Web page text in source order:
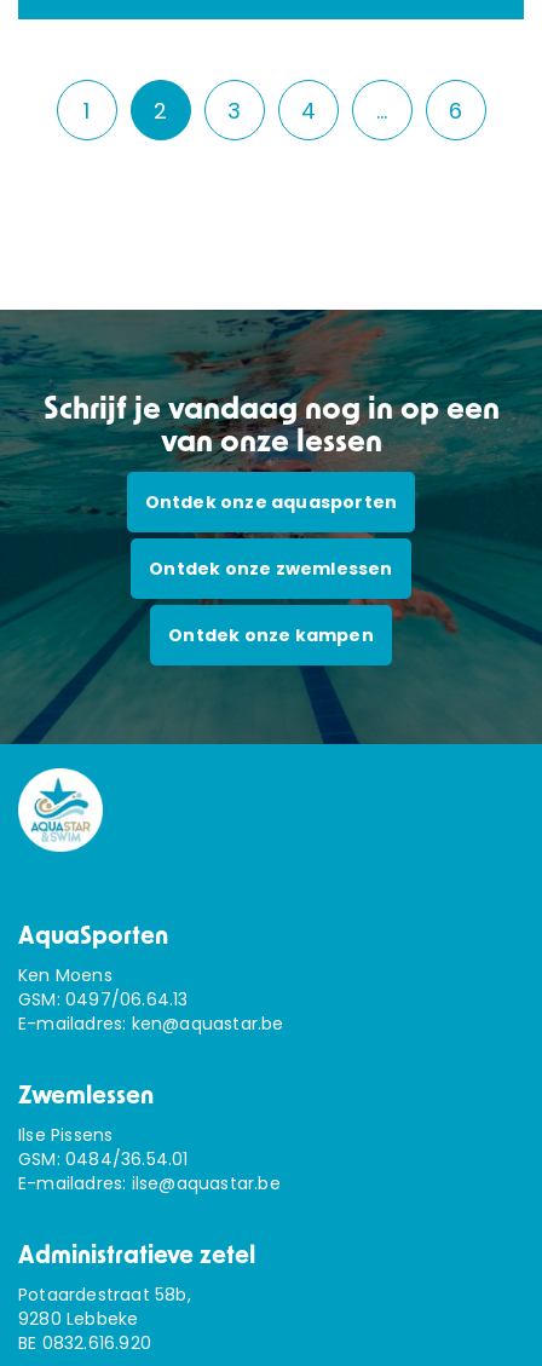
1 2 3 4 … 6
Schrijf je vandaag nog in op een
van onze lessen
Ontdek onze aquasporten
Ontdek onze zwemlessen
Ontdek onze kampen
AquaSporten
Ken Moens
GSM: 0497/06.64.13
E-mailadres: ken@aquastar.be
Zwemlessen
Ilse Pissens
GSM: 0484/36.54.01
E-mailadres: ilse@aquastar.be
Administratieve zetel
Potaardestraat 58b,
9280 Lebbeke
BE 0832.616.920